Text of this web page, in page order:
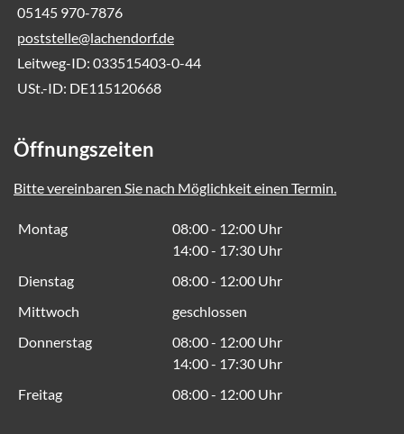
05145 970-7876
poststelle@lachendorf.de
Leitweg-ID: 033515403-0-44
USt.-ID: DE115120668
Öffnungszeiten
Bitte vereinbaren Sie nach Möglichkeit einen Termin.
Montag
08:00 - 12:00 Uhr
14:00 - 17:30 Uhr
Dienstag
08:00 - 12:00 Uhr
Mittwoch
geschlossen
Donnerstag
08:00 - 12:00 Uhr
14:00 - 17:30 Uhr
Freitag
08:00 - 12:00 Uhr